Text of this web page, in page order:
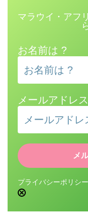
マラウイ・アフ
お名前は ?
メールアドレス
プライバシーポリシ